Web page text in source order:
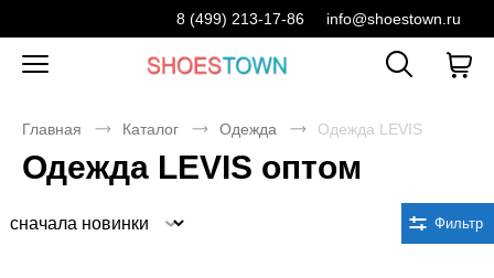
8 (499) 213-17-86 info@shoestown.ru
Главная Каталог Одежда Одежда LEVIS
Одежда LEVIS оптом
Фильтр